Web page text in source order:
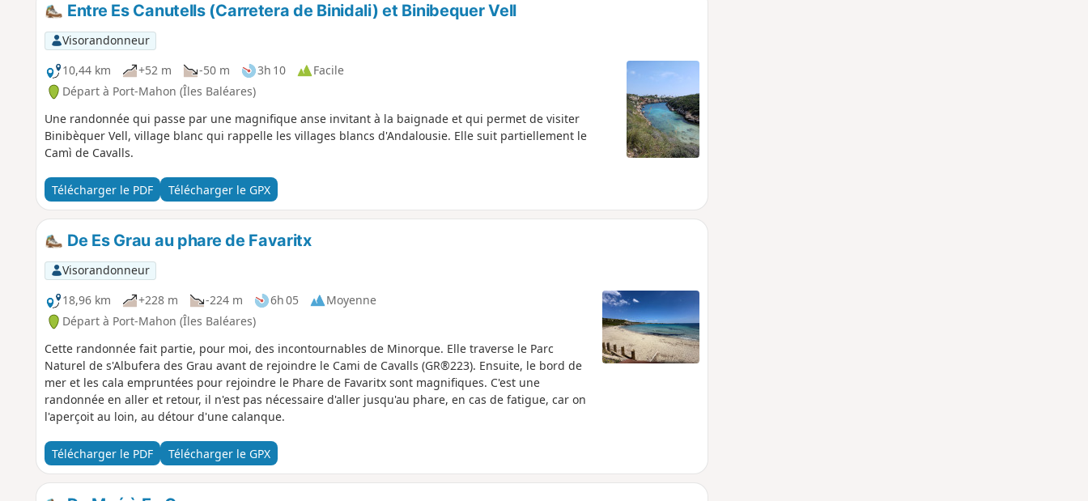
Entre Es Canutells (Carretera de Binidali) et Binibequer Vell
Visorandonneur
10,44 km
+52 m -50 m 3h 10
Facile
Départ à Port-Mahon (Îles Baléares)
Une randonnée qui passe par une magnifique anse invitant à la baignade et qui permet de visiter
Binibèquer Vell, village blanc qui rappelle les villages blancs d'Andalousie. Elle suit partiellement le
Camì de Cavalls.
Télécharger le PDF Télécharger le GPX
De Es Grau au phare de Favaritx
Visorandonneur
18,96 km
+228 m -224 m 6h 05
Moyenne
Départ à Port-Mahon (Îles Baléares)
Cette randonnée fait partie, pour moi, des incontournables de Minorque. Elle traverse le Parc
Naturel de s'Albufera des Grau avant de rejoindre le Cami de Cavalls (GR®223). Ensuite, le bord de
mer et les cala empruntées pour rejoindre le Phare de Favaritx sont magnifiques. C'est une
randonnée en aller et retour, il n'est pas nécessaire d'aller jusqu'au phare, en cas de fatigue, car on
l'aperçoit au loin, au détour d'une calanque.
Télécharger le PDF Télécharger le GPX